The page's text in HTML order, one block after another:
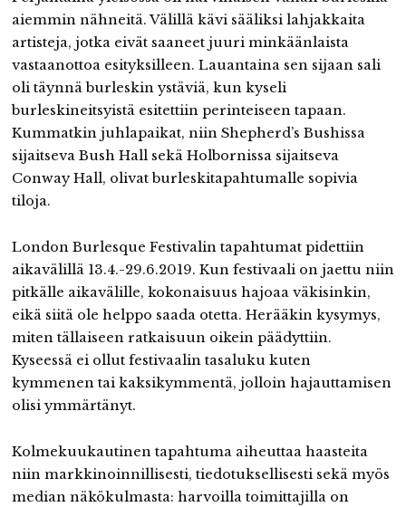
aiemmin nähneitä. Välillä kävi sääliksi lahjakkaita
artisteja, jotka eivät saaneet juuri minkäänlaista
vastaanottoa esityksilleen. Lauantaina sen sijaan sali
oli täynnä burleskin ystäviä, kun kyseli
burleskineitsyistä esitettiin perinteiseen tapaan.
Kummatkin juhlapaikat, niin Shepherd’s Bushissa
sijaitseva Bush Hall sekä Holbornissa sijaitseva
Conway Hall, olivat burleskitapahtumalle sopivia
tiloja.
London Burlesque Festivalin tapahtumat pidettiin
aikavälillä 13.4.-29.6.2019. Kun festivaali on jaettu niin
pitkälle aikavälille, kokonaisuus hajoaa väkisinkin,
eikä siitä ole helppo saada otetta. Herääkin kysymys,
miten tällaiseen ratkaisuun oikein päädyttiin.
Kyseessä ei ollut festivaalin tasaluku kuten
kymmenen tai kaksikymmentä, jolloin hajauttamisen
olisi ymmärtänyt.
Kolmekuukautinen tapahtuma aiheuttaa haasteita
niin markkinoinnillisesti, tiedotuksellisesti sekä myös
median näkökulmasta: harvoilla toimittajilla on